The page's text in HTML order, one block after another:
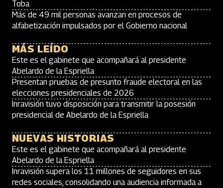
Toba
Más de 49 mil personas avanzan en procesos de
alfabetización impulsados por el Gobierno nacional
MÁS LEÍDO
Este es el gabinete que acompañará al presidente
Abelardo de la Espriella
Presentan pruebas de presunto fraude electoral en las
elecciones presidenciales de 2026
Inravisión tuvo disposición para transmitir la posesión
presidencial de Abelardo de la Espriella
NUEVAS HISTORIAS
Este es el gabinete que acompañará al presidente
Abelardo de la Espriella
Inravisión supera los 11 millones de seguidores en sus
redes sociales, consolidando una audiencia informada a